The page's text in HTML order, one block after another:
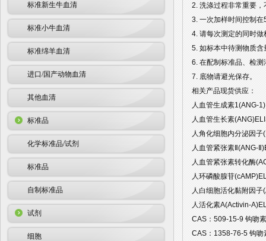
标准新生牛血清
标准小牛血清
标准绵羊血清
进口/国产动物血清
其他血清
标准品
化学标准品/试剂
标准品
自制标准品
试剂
细胞
2. 洗涤过程非常重要
3. 一次加样时间控制
4. 请每次测定的同时
5. 如标本中待测物质
6. 在配制标准品、检
7. 底物请避光保存。
相关产品现货供应：
人血管生成素1(ANG-
人血管生长素
人角化细胞内分泌因
人血管紧张素Ⅱ(ANG-
人血管紧张素转化酶
人环磷酸腺苷
人白细胞活化黏附因
人活化素A(Activin-
CAS：509-15-9 钩吻
CAS：1358-76-5 钩吻